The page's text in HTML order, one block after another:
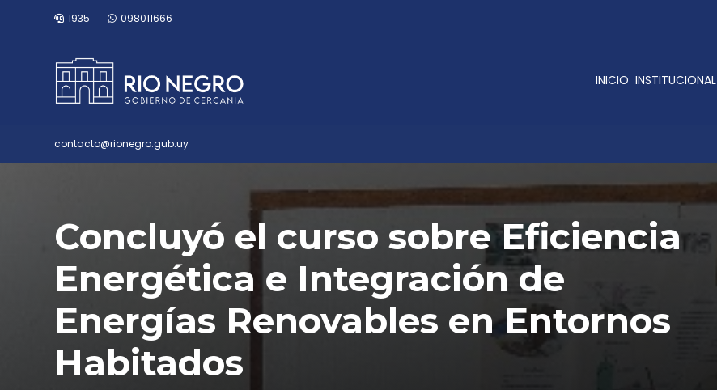
1935 098011666
INICIO INSTITUCIONAL
contacto@rionegro.gub.uy
Concluyó el curso sobre Eficiencia
Energética e Integración de
Energías Renovables en Entornos
Habitados